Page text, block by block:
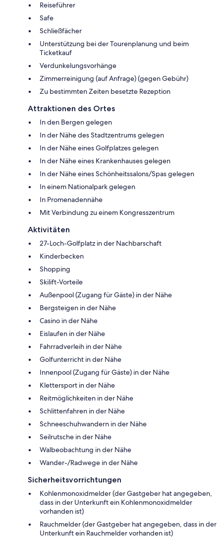
Reiseführer
Safe
Schließfächer
Unterstützung bei der Tourenplanung und beim
Ticketkauf
Verdunkelungsvorhänge
Zimmerreinigung (auf Anfrage) (gegen Gebühr)
Zu bestimmten Zeiten besetzte Rezeption
Attraktionen des Ortes
In den Bergen gelegen
In der Nähe des Stadtzentrums gelegen
In der Nähe eines Golfplatzes gelegen
In der Nähe eines Krankenhauses gelegen
In der Nähe eines Schönheitssalons/Spas gelegen
In einem Nationalpark gelegen
In Promenadennähe
Mit Verbindung zu einem Kongresszentrum
Aktivitäten
27-Loch-Golfplatz in der Nachbarschaft
Kinderbecken
Shopping
Skilift-Vorteile
Außenpool (Zugang für Gäste) in der Nähe
Bergsteigen in der Nähe
Casino in der Nähe
Eislaufen in der Nähe
Fahrradverleih in der Nähe
Golfunterricht in der Nähe
Innenpool (Zugang für Gäste) in der Nähe
Klettersport in der Nähe
Reitmöglichkeiten in der Nähe
Schlittenfahren in der Nähe
Schneeschuhwandern in der Nähe
Seilrutsche in der Nähe
Walbeobachtung in der Nähe
Wander-/Radwege in der Nähe
Sicherheitsvorrichtungen
Kohlenmonoxidmelder (der Gastgeber hat angegeben,
dass in der Unterkunft ein Kohlenmonoxidmelder
vorhanden ist)
Rauchmelder (der Gastgeber hat angegeben, dass in der
Unterkunft ein Rauchmelder vorhanden ist)